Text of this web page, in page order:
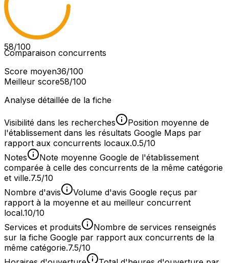
58/100
Comparaison concurrents
Score moyen36/100
Meilleur score58/100
Analyse détaillée de la fiche
Visibilité dans les recherches
Position moyenne de
l'établissement dans les résultats Google Maps par
rapport aux concurrents locaux.0.5/10
Notes
Note moyenne Google de l'établissement
comparée à celle des concurrents de la même catégorie
et ville.7.5/10
Nombre d'avis
Volume d'avis Google reçus par
rapport à la moyenne et au meilleur concurrent
local.10/10
Services et produits
Nombre de services renseignés
sur la fiche Google par rapport aux concurrents de la
même catégorie.7.5/10